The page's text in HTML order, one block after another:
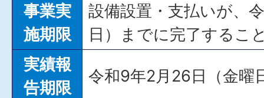
事業実
施期限
設備設置・支払いが、
日）までに完了するこ
実績報
告期限
令和9年2月26日（金曜